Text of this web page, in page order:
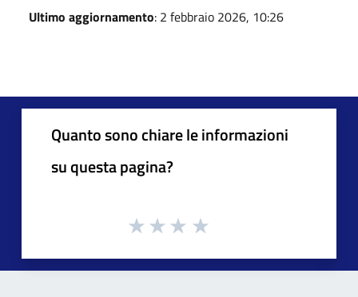
Ultimo aggiornamento: 2 febbraio 2026, 10:26
Quanto sono chiare le informazioni
su questa pagina?